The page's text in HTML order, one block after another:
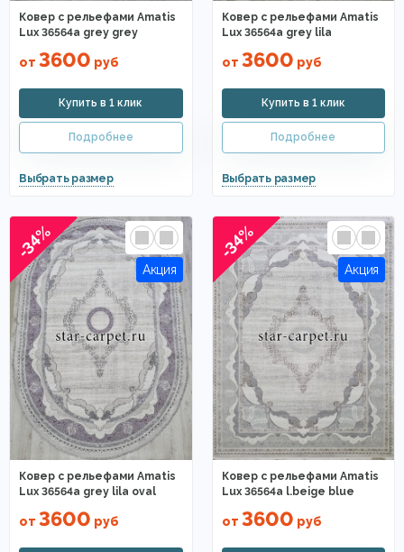
Ковер с рельефами Amatis
Lux 36564a grey grey
от 3600 руб
Ковер с рельефами Amatis
Lux 36564a grey lila
от 3600 руб
-34%
Ковер с рельефами Amatis
Lux 36564a grey lila oval
от 3600 руб
-34%
Ковер с рельефами Amatis
Lux 36564a l.beige blue
от 3600 руб